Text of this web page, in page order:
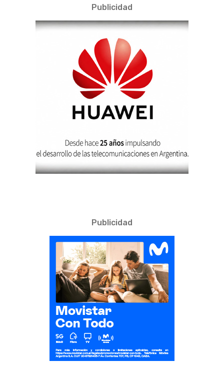
Publicidad
Publicidad